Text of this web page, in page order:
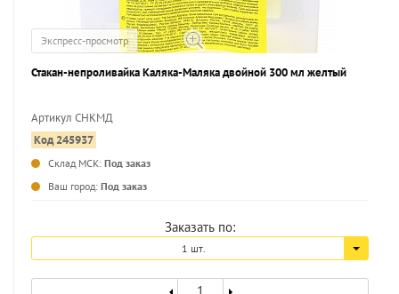
Экспресс-просмотр
Стакан-непроливайка Каляка-Маляка двойной 300 мл желтый
Артикул СНКМД
Код 245937
Склад МСК: Под заказ
Ваш город: Под заказ
Заказать по:
1 шт.